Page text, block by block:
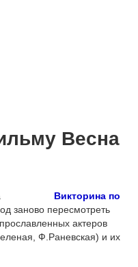
Весна
Викторина по
заново пересмотреть
актеров
Ф.Раневская) и их